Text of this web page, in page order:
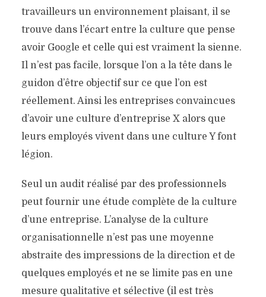
travailleurs un environnement plaisant, il se
trouve dans l’écart entre la culture que pense
avoir Google et celle qui est vraiment la sienne.
Il n’est pas facile, lorsque l’on a la tête dans le
guidon d’être objectif sur ce que l’on est
réellement. Ainsi les entreprises convaincues
d’avoir une culture d’entreprise X alors que
leurs employés vivent dans une culture Y font
légion.
Seul un audit réalisé par des professionnels
peut fournir une étude complète de la culture
d’une entreprise. L’analyse de la culture
organisationnelle n’est pas une moyenne
abstraite des impressions de la direction et de
quelques employés et ne se limite pas en une
mesure qualitative et sélective (il est très